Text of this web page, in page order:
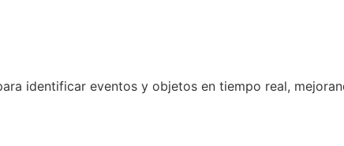
identificar eventos y objetos en tiempo real,